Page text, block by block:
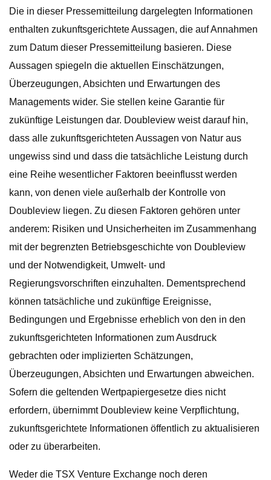
Die in dieser Pressemitteilung dargelegten Informationen
enthalten zukunftsgerichtete Aussagen, die auf Annahmen
zum Datum dieser Pressemitteilung basieren. Diese
Aussagen spiegeln die aktuellen Einschätzungen,
Überzeugungen, Absichten und Erwartungen des
Managements wider. Sie stellen keine Garantie für
zukünftige Leistungen dar. Doubleview weist darauf hin,
dass alle zukunftsgerichteten Aussagen von Natur aus
ungewiss sind und dass die tatsächliche Leistung durch
eine Reihe wesentlicher Faktoren beeinflusst werden
kann, von denen viele außerhalb der Kontrolle von
Doubleview liegen. Zu diesen Faktoren gehören unter
anderem: Risiken und Unsicherheiten im Zusammenhang
mit der begrenzten Betriebsgeschichte von Doubleview
und der Notwendigkeit, Umwelt- und
Regierungsvorschriften einzuhalten. Dementsprechend
können tatsächliche und zukünftige Ereignisse,
Bedingungen und Ergebnisse erheblich von den in den
zukunftsgerichteten Informationen zum Ausdruck
gebrachten oder implizierten Schätzungen,
Überzeugungen, Absichten und Erwartungen abweichen.
Sofern die geltenden Wertpapiergesetze dies nicht
erfordern, übernimmt Doubleview keine Verpflichtung,
zukunftsgerichtete Informationen öffentlich zu aktualisieren
oder zu überarbeiten.
Weder die TSX Venture Exchange noch deren